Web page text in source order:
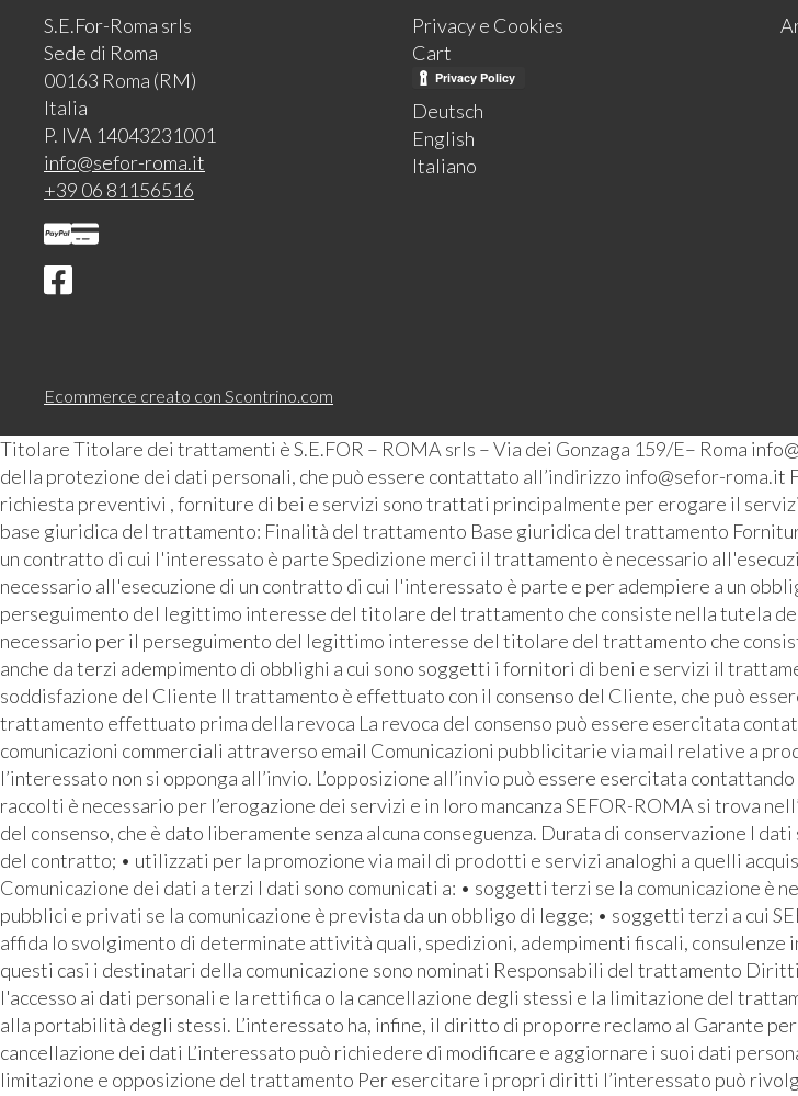
S.E.For-Roma srls
Sede di Roma
00163 Roma (RM)
Italia
P. IVA 14043231001
info@sefor-roma.it
+39 06 81156516
Privacy e Cookies
Cart
Deutsch
English
Italiano
Ecommerce creato con Scontrino.com
Titolare Titolare dei trattamenti è S.E.FOR – ROMA srls – Via dei Gonzaga 159/E– Roma
della protezione dei dati personali, che può essere contattato all’indirizzo info@sefor-
richiesta preventivi , forniture di bei e servizi sono trattati principalmente per erogare il
base giuridica del trattamento: Finalità del trattamento Base giuridica del trattamento
un contratto di cui l'interessato è parte Spedizione merci il trattamento è necessario
necessario all'esecuzione di un contratto di cui l'interessato è parte e per adempiere a un
perseguimento del legittimo interesse del titolare del trattamento che consiste nella tutela
necessario per il perseguimento del legittimo interesse del titolare del trattamento che
anche da terzi adempimento di obblighi a cui sono soggetti i fornitori di beni e servizi il
soddisfazione del Cliente Il trattamento è effettuato con il consenso del Cliente, che può
trattamento effettuato prima della revoca La revoca del consenso può essere esercitata
comunicazioni commerciali attraverso email Comunicazioni pubblicitarie via mail relative a
l’interessato non si opponga all’invio. L’opposizione all’invio può essere esercitata
raccolti è necessario per l’erogazione dei servizi e in loro mancanza SEFOR-ROMA si trova
del consenso, che è dato liberamente senza alcuna conseguenza. Durata di conservazione I
del contratto; • utilizzati per la promozione via mail di prodotti e servizi analoghi a quelli
Comunicazione dei dati a terzi I dati sono comunicati a: • soggetti terzi se la comunicazione
pubblici e privati se la comunicazione è prevista da un obbligo di legge; • soggetti terzi a cui
affida lo svolgimento di determinate attività quali, spedizioni, adempimenti fiscali,
questi casi i destinatari della comunicazione sono nominati Responsabili del trattamento
l'accesso ai dati personali e la rettifica o la cancellazione degli stessi e la limitazione del
alla portabilità degli stessi. L’interessato ha, infine, il diritto di proporre reclamo al Garante
cancellazione dei dati L’interessato può richiedere di modificare e aggiornare i suoi dati
limitazione e opposizione del trattamento Per esercitare i propri diritti l’interessato può